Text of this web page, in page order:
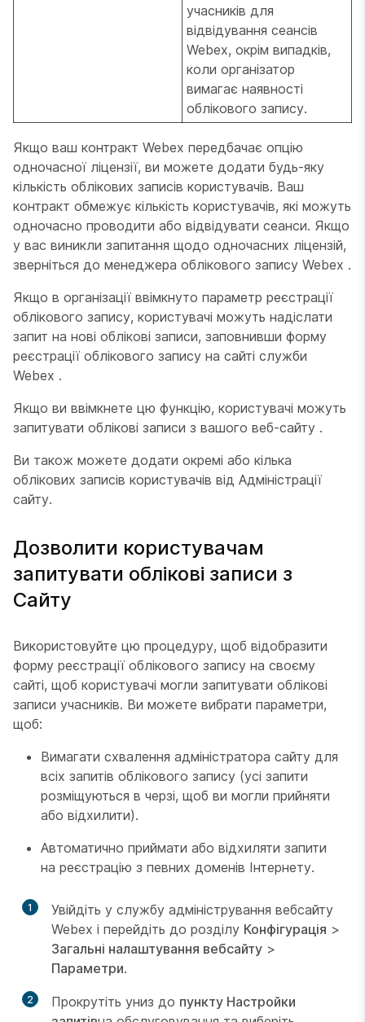
учасників для
відвідування сеансів
Webex, окрім випадків,
коли організатор
вимагає наявності
облікового запису.
Якщо ваш контракт Webex передбачає опцію
одночасної ліцензії, ви можете додати будь-яку
кількість облікових записів користувачів. Ваш
контракт обмежує кількість користувачів, які можуть
одночасно проводити або відвідувати сеанси. Якщо
у вас виникли запитання щодо одночасних ліцензій,
зверніться до менеджера облікового запису Webex .
Якщо в організації ввімкнуто параметр реєстрації
облікового запису, користувачі можуть надіслати
запит на нові облікові записи, заповнивши форму
реєстрації облікового запису на сайті служби
Webex .
Якщо ви ввімкнете цю функцію, користувачі можуть
запитувати облікові записи з вашого веб-сайту .
Ви також можете додати окремі або кілька
облікових записів користувачів від Адміністрації
сайту.
Дозволити користувачам
запитувати облікові записи з
Сайту
Використовуйте цю процедуру, щоб відобразити
форму реєстрації облікового запису на своєму
сайті, щоб користувачі могли запитувати облікові
записи учасників. Ви можете вибрати параметри,
щоб:
Вимагати схвалення адміністратора сайту для
всіх запитів облікового запису (усі запити
розміщуються в черзі, щоб ви могли прийняти
або відхилити).
Автоматично приймати або відхиляти запити
на реєстрацію з певних доменів Інтернету.
1
Увійдіть у службу адміністрування вебсайту
Webex і перейдіть до розділу Конфігурація >
Загальні налаштування вебсайту >
Параметри.
2 Прокрутіть униз до пункту Настройки